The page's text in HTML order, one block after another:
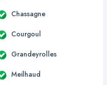
Chassagne
Courgoul
Grandeyrolles
Meilhaud